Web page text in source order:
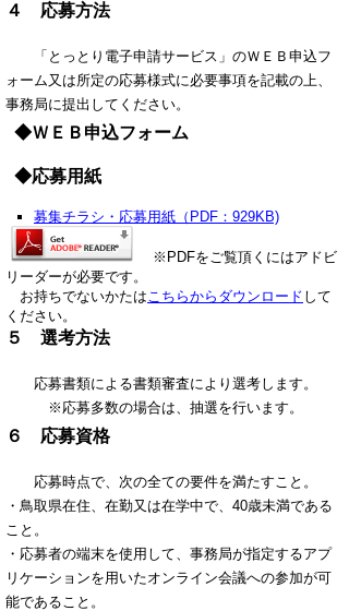
４ 応募方法
「とっとり電子申請サービス」のＷＥＢ申込フ
ォーム又は所定の応募様式に必要事項を記載の上、
事務局に提出してください。
◆ＷＥＢ申込フォーム
◆応募用紙
募集チラシ・応募用紙（PDF：929KB)
※PDFをご覧頂くにはアドビ
リーダーが必要です。
お持ちでないかたはこちらからダウンロード して
ください。
５ 選考方法
応募書類による書類審査により選考します。
※応募多数の場合は、抽選を行います。
６ 応募資格
応募時点で、次の全ての要件を満たすこと。
・鳥取県在住、在勤又は在学中で、40歳未満である
こと。
・応募者の端末を使用して、事務局が指定するアプ
リケーションを用いたオンライン会議への参加が可
能であること。